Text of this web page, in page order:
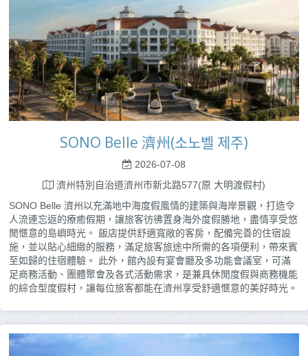
SONO Belle 濟州(소노벨 제주)
2026-07-08
濟州特別自治道濟州市新北路577(原 大明渡假村)
SONO Belle 濟州以充滿地中海度假風情的建築與海岸景觀，打造令
人流連忘返的療癒假期，讓旅客彷彿置身海外度假勝地，盡情享受悠
閒愜意的島嶼時光。 飯店提供舒適寬敞的客房，配備完善的住宿設
施，並以貼心細緻的服務，滿足旅客旅途中所需的各項便利，帶來賓
至如歸的住宿體驗。 此外，館內設有宴會廳及多功能會議室，可滿
足商務活動、團體聚會及各式活動需求，是兼具休閒度假與商務機能
的綜合型度假村，讓每位旅客都能在濟州享受舒適愜意的美好時光。